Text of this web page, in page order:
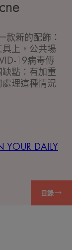
款新的配飾：
具上，公共場
19病毒傳
點：有加重
理這種情況
YOUR DAILY
目錄